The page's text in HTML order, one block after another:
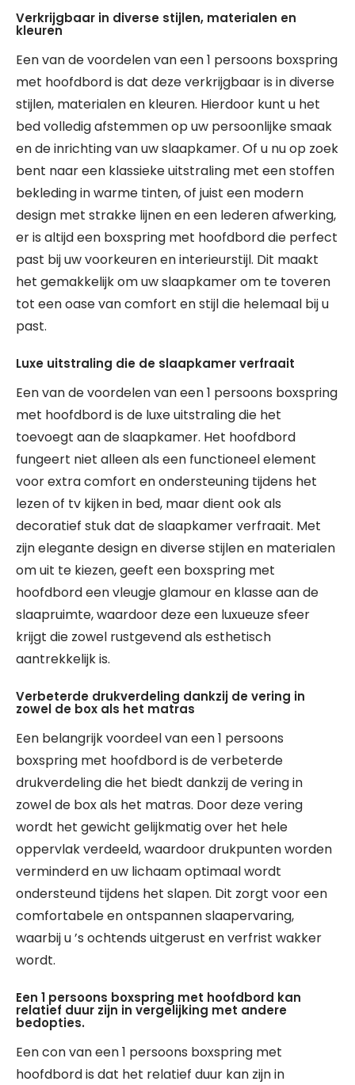
Verkrijgbaar in diverse stijlen, materialen en
kleuren
Een van de voordelen van een 1 persoons boxspring
met hoofdbord is dat deze verkrijgbaar is in diverse
stijlen, materialen en kleuren. Hierdoor kunt u het
bed volledig afstemmen op uw persoonlijke smaak
en de inrichting van uw slaapkamer. Of u nu op zoek
bent naar een klassieke uitstraling met een stoffen
bekleding in warme tinten, of juist een modern
design met strakke lijnen en een lederen afwerking,
er is altijd een boxspring met hoofdbord die perfect
past bij uw voorkeuren en interieurstijl. Dit maakt
het gemakkelijk om uw slaapkamer om te toveren
tot een oase van comfort en stijl die helemaal bij u
past.
Luxe uitstraling die de slaapkamer verfraait
Een van de voordelen van een 1 persoons boxspring
met hoofdbord is de luxe uitstraling die het
toevoegt aan de slaapkamer. Het hoofdbord
fungeert niet alleen als een functioneel element
voor extra comfort en ondersteuning tijdens het
lezen of tv kijken in bed, maar dient ook als
decoratief stuk dat de slaapkamer verfraait. Met
zijn elegante design en diverse stijlen en materialen
om uit te kiezen, geeft een boxspring met
hoofdbord een vleugje glamour en klasse aan de
slaapruimte, waardoor deze een luxueuze sfeer
krijgt die zowel rustgevend als esthetisch
aantrekkelijk is.
Verbeterde drukverdeling dankzij de vering in
zowel de box als het matras
Een belangrijk voordeel van een 1 persoons
boxspring met hoofdbord is de verbeterde
drukverdeling die het biedt dankzij de vering in
zowel de box als het matras. Door deze vering
wordt het gewicht gelijkmatig over het hele
oppervlak verdeeld, waardoor drukpunten worden
verminderd en uw lichaam optimaal wordt
ondersteund tijdens het slapen. Dit zorgt voor een
comfortabele en ontspannen slaapervaring,
waarbij u ’s ochtends uitgerust en verfrist wakker
wordt.
Een 1 persoons boxspring met hoofdbord kan
relatief duur zijn in vergelijking met andere
bedopties.
Een con van een 1 persoons boxspring met
hoofdbord is dat het relatief duur kan zijn in